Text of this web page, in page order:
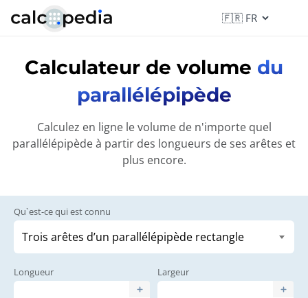
Calculateur de volume du
parallélépipède
Calculez en ligne le volume de n'importe quel
parallélépipède à partir des longueurs de ses arêtes et
plus encore.
Qu`est-ce qui est connu
Longueur Largeur